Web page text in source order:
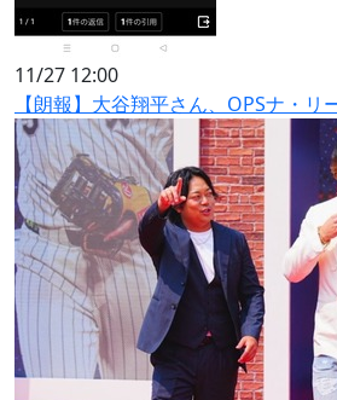
11/27 12:00
【朗報】大谷翔平さん、OPSナ・リ